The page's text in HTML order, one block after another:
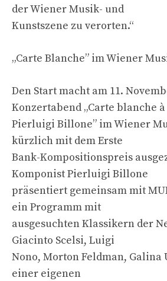
der Wiener Musik- und
Kunstszene zu verorten.“
„Carte Blanche” im Wiener
Den Start macht am 11.
Konzertabend „Carte blanche à
Pierluigi Billone” im Wiener
kürzlich mit dem Erste
Bank-Kompositionspreis
Komponist Pierluigi Billone
präsentiert gemeinsam mit
ein Programm mit
ausgesuchten Klassikern der
Giacinto Scelsi, Luigi
Nono, Morton Feldman, Galina
einer eigenen